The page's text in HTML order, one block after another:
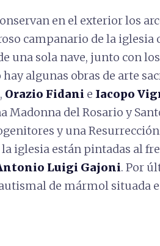
en el exterior los
campanario de la
una sola nave, junto con
algunas obras de arte
, Orazio Fidani e Iacopo
Madonna del Rosario y
y una
iglesia están pintadas al
Luigi Gajoni. Por
de mármol situada